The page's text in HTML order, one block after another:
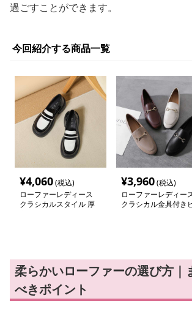
過ごすことができます。
今回紹介する商品一覧
¥4,060(税込)
ローファーレディース
クラシカルスタイル 厚
¥3,960(税込)
ローファーレディー
クラシカル金具付き
柔らかいローファーの選び方｜
べきポイント